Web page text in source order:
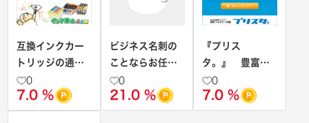
互換インクカー
トリッジの通販
サイト【インク
革命.com】
0
7.0 %
ビジネス名刺の
ことならお任
せ！【名刺通販
ドットコム】
0
21.0 %
『プリス
タ。』 豊富な
用紙で格安名
刺 注文
0
7.0 %